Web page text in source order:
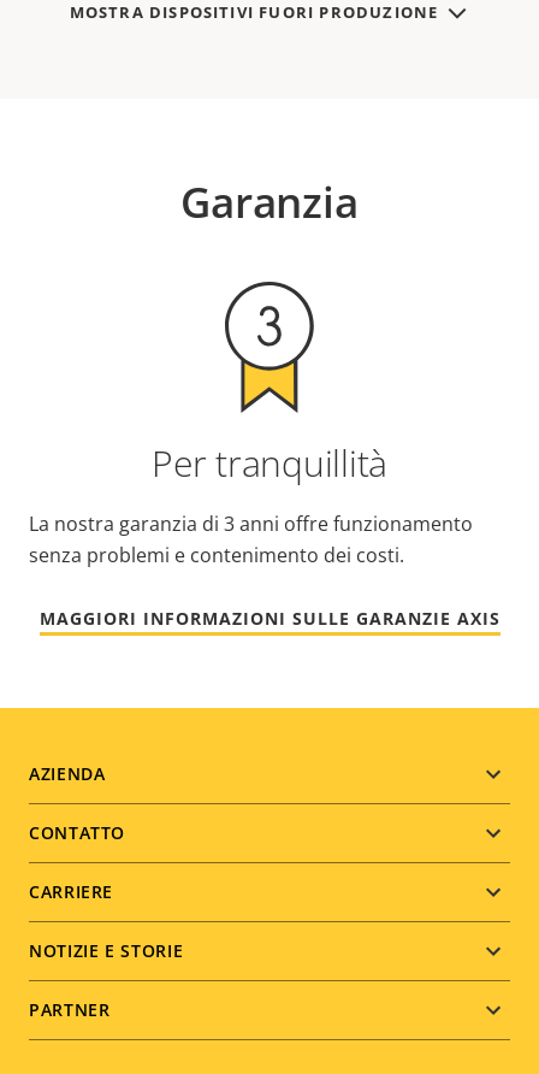
MOSTRA DISPOSITIVI FUORI PRODUZIONE
Garanzia
Per tranquillità
La nostra garanzia di 3 anni offre funzionamento
senza problemi e contenimento dei costi.
MAGGIORI INFORMAZIONI SULLE GARANZIE AXIS
Footer
menu
AZIENDA
CONTATTO
CARRIERE
NOTIZIE E STORIE
PARTNER